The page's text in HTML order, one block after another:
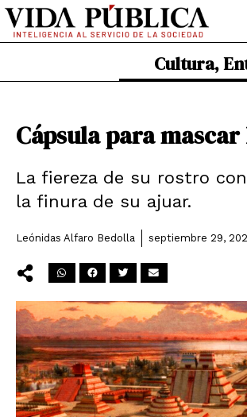
Ir
contenido
Cultura,
Cápsula para mascar
La fiereza de su rostro
la finura de su ajuar.
Leónidas Alfaro Bedolla septiembre 29,